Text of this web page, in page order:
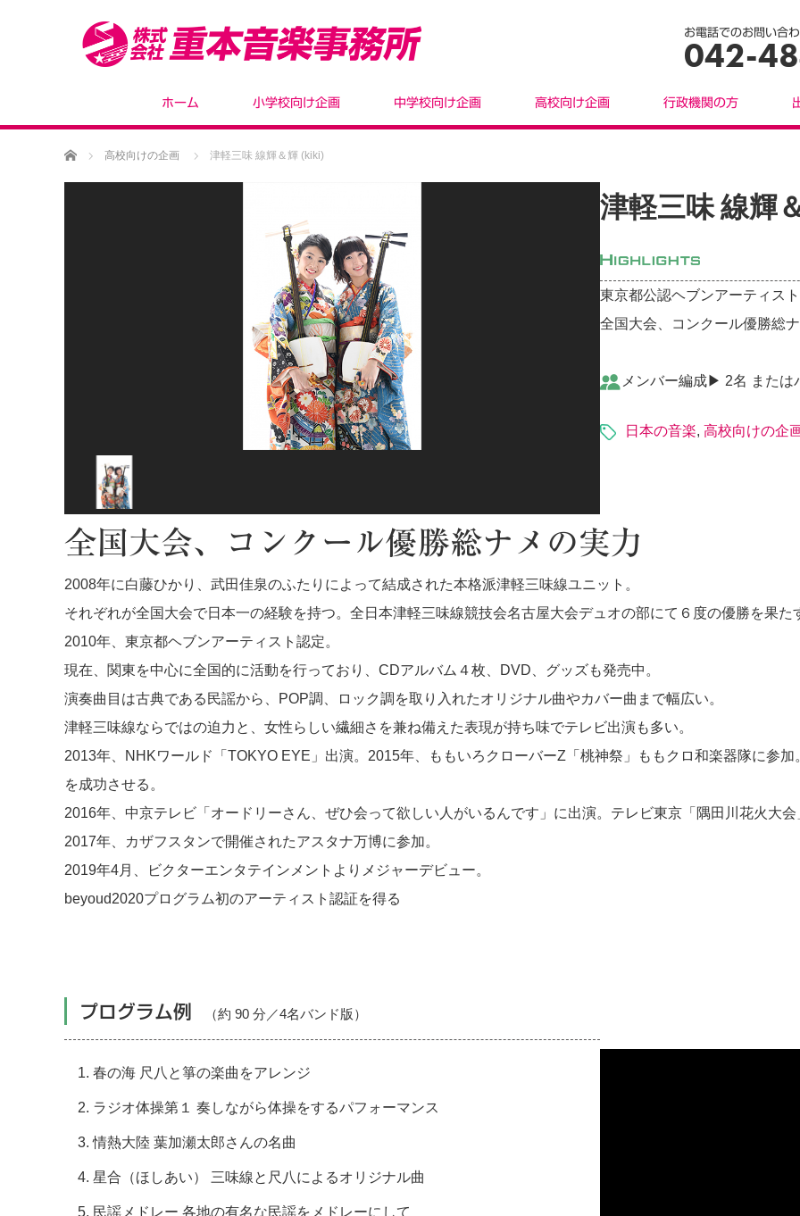
お電話でのお問い合
042-
ホーム 小学校向け企画 中学校向け企画 高校向け企画 行政機関の方
ホーム 高校向けの企画 津軽三味 線輝＆輝 (kiki)
津軽三味 線輝
東京都公認ヘブンアーティスト
全国大会、コンクール優勝総
メンバー編成▶︎ 2名 または
日本の音楽, 高校向けの企
全国大会、コンクール優勝総ナメの実力
2008年に白藤ひかり、武田佳泉のふたりによって結成された本格派津軽三味線ユニット。
それぞれが全国大会で日本一の経験を持つ。全日本津軽三味線競技会名古屋大会デュオの部にて６度の優勝を果た
2010年、東京都ヘブンアーティスト認定。
現在、関東を中心に全国的に活動を行っており、CDアルバム４枚、DVD、グッズも発売中。
演奏曲目は古典である民謡から、POP調、ロック調を取り入れたオリジナル曲やカバー曲まで幅広い。
津軽三味線ならではの迫力と、女性らしい繊細さを兼ね備えた表現が持ち味でテレビ出演も多い。
2013年、NHKワールド「TOKYO EYE」出演。2015年、ももいろクローバーZ「桃神祭」ももクロ和楽器隊に参
を成功させる。
2016年、中京テレビ「オードリーさん、ぜひ会って欲しい人がいるんです」に出演。テレビ東京「隅田川花火大
2017年、カザフスタンで開催されたアスタナ万博に参加。
2019年4月、ビクターエンタテインメントよりメジャーデビュー。
beyoud2020プログラム初のアーティスト認証を得る
プログラム例 （約 90 分／4名バンド版）
春の海 尺八と箏の楽曲をアレンジ
ラジオ体操第１ 奏しながら体操をするパフォーマンス
情熱大陸 葉加瀬太郎さんの名曲
星合（ほしあい） 三味線と尺八によるオリジナル曲
民謡メドレー 各地の有名な民謡をメドレーにして